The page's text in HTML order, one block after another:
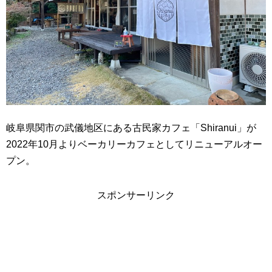
岐阜県関市の武儀地区にある古民家カフェ「Shiranui」が
2022年10月よりベーカリーカフェとしてリニューアルオー
プン。
スポンサーリンク